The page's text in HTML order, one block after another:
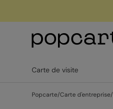
Carte de visite
Popcarte/Carte d'entreprise/